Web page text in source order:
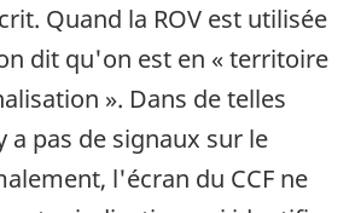
Quand la ROV est utilisée
dit qu'on est en « territoire
». Dans de telles
a pas de signaux sur le
l'écran du CCF ne